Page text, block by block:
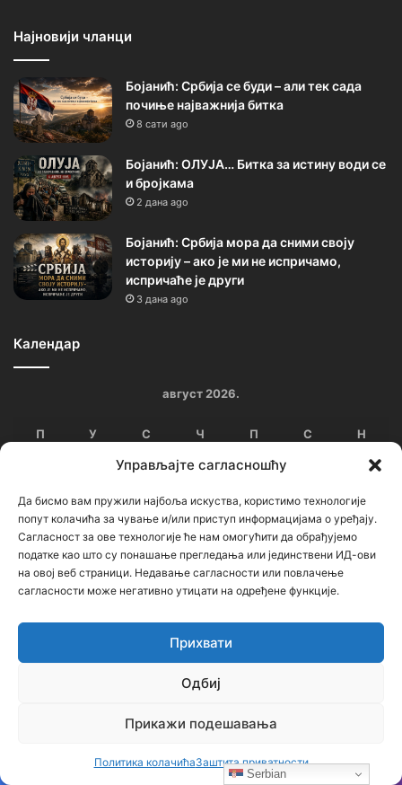
Управљајте сагласношћу
Да бисмо вам пружили најбоља искуства, користимо технологије
попут колачића за чување и/или приступ информацијама о уређају.
Сагласност за ове технологије ће нам омогућити да обрађујемо
податке као што су понашање прегледања или јединствени ИД-ови
на овој веб страници. Недавање сагласности или повлачење
сагласности може негативно утицати на одређене функције.
Прихвати
Одбиј
Прикажи подешавања
Политика колачићаЗаштита приватности
Најновији чланци
Бојанић: Србија се буди – али тек сада
почиње најважнија битка
8 сати ago
Бојанић: ОЛУЈА… Битка за истину води се
и бројкама
2 дана ago
Бојанић: Србија мора да сними своју
историју – ако је ми не испричамо,
испричаће је други
3 дана ago
Календар
август 2026.
П У С Ч П С Н
3 4 5 6 7 8 9
10 11 12 13 14 15 16
17 18 19 20 21 22
Serbian